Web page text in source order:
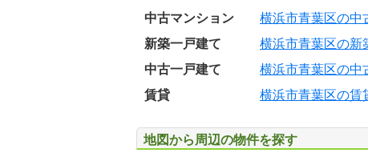
中古マンション
横浜市青葉区の中
新築一戸建て
横浜市青葉区の新
中古一戸建て
横浜市青葉区の中
賃貸
横浜市青葉区の賃
地図から周辺の物件を探す